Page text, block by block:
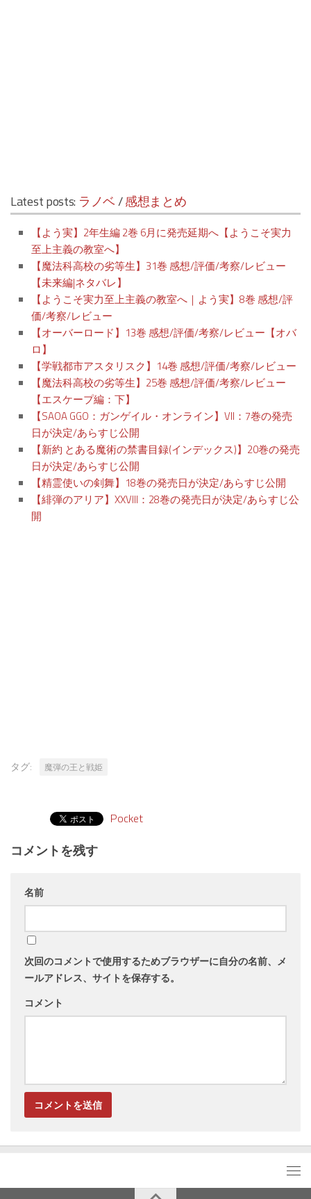
Latest posts: ラノベ/感想まとめ
【よう実】2年生編 2巻 6月に発売延期へ【ようこそ実力
至上主義の教室へ】
【魔法科高校の劣等生】31巻 感想/評価/考察/レビュー
【未来編|ネタバレ】
【ようこそ実力至上主義の教室へ｜よう実】8巻 感想/評
価/考察/レビュー
【オーバーロード】13巻 感想/評価/考察/レビュー【オバ
ロ】
【学戦都市アスタリスク】14巻 感想/評価/考察/レビュー
【魔法科高校の劣等生】25巻 感想/評価/考察/レビュー
【エスケープ編：下】
【SAOA GGO：ガンゲイル・オンライン】VII：7巻の発売
日が決定/あらすじ公開
【新約 とある魔術の禁書目録(インデックス)】20巻の発売
日が決定/あらすじ公開
【精霊使いの剣舞】18巻の発売日が決定/あらすじ公開
【緋弾のアリア】XXVIII：28巻の発売日が決定/あらすじ公
開
タグ: 魔弾の王と戦姫
Pocket
コメントを残す
名前
次回のコメントで使用するためブラウザーに自分の名前、メ
ールアドレス、サイトを保存する。
コメント